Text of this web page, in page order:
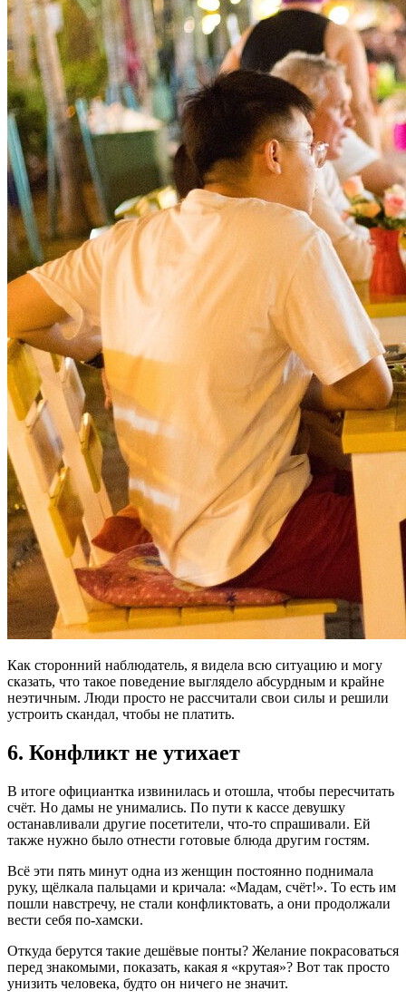
Как сторонний наблюдатель, я видела всю ситуацию и могу
сказать, что такое поведение выглядело абсурдным и крайне
неэтичным. Люди просто не рассчитали свои силы и решили
устроить скандал, чтобы не платить.
6. Конфликт не утихает
В итоге официантка извинилась и отошла, чтобы пересчитать
счёт. Но дамы не унимались. По пути к кассе девушку
останавливали другие посетители, что-то спрашивали. Ей
также нужно было отнести готовые блюда другим гостям.
Всё эти пять минут одна из женщин постоянно поднимала
руку, щёлкала пальцами и кричала: «Мадам, счёт!». То есть им
пошли навстречу, не стали конфликтовать, а они продолжали
вести себя по-хамски.
Откуда берутся такие дешёвые понты? Желание покрасоваться
перед знакомыми, показать, какая я «крутая»? Вот так просто
унизить человека, будто он ничего не значит.